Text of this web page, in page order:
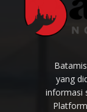
yang
informasi